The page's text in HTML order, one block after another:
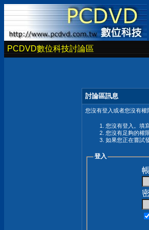
PCDVD數位科技討論區
討論區訊息
您沒有登入或者您沒有
您沒有登入。填
您沒有足夠的權
如果您正在嘗試
登入